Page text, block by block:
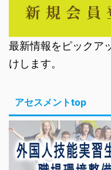
最新情報をピックア
けします。
アセスメントtop